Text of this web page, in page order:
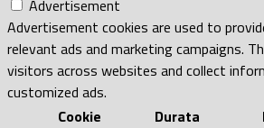
Advertisement
Advertisement cookies are used to
relevant ads and marketing campaigns.
visitors across websites and collect
customized ads.
Cookie
Durata